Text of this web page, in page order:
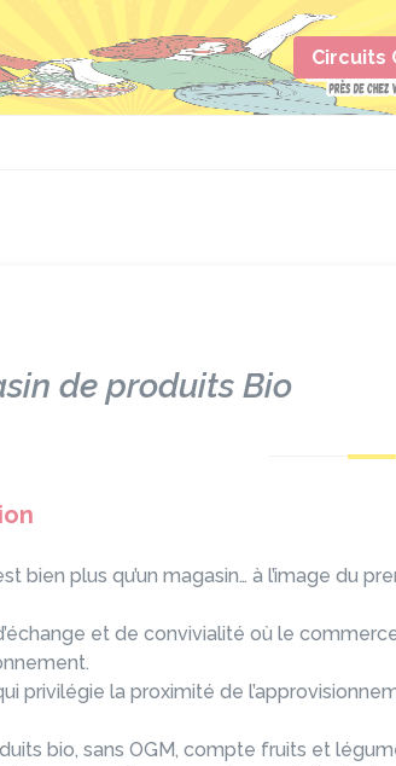
Circuits
de produits Bio
bien plus qu’un magasin… à l’image du
et de convivialité où le
privilégie la proximité de
bio, sans OGM, compte fruits et